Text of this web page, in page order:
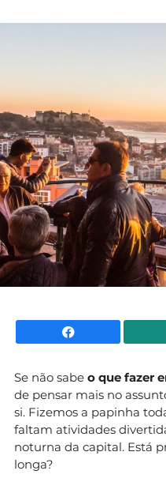
Se não sabe o que fazer
de pensar mais no
si. Fizemos a papinha
faltam atividades
noturna da capital. Está
longa?